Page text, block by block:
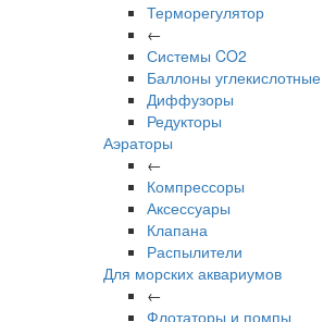
Терморегулятор
←
Системы CO2
Баллоны углекислотные
Диффузоры
Редукторы
Аэраторы
←
Компрессоры
Аксессуары
Клапана
Распылители
Для морских аквариумов
←
Флотаторы и помпы